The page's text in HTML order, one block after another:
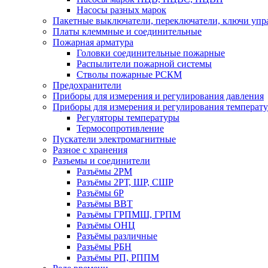
Насосы разных марок
Пакетные выключатели, переключатели, ключи
Платы клеммные и соединительные
Пожарная арматура
Головки соединительные пожарные
Распылители пожарной системы
Стволы пожарные РСКМ
Предохранители
Приборы для измерения и регулирования давления
Приборы для измерения и регулирования
Регуляторы температуры
Термосопротивление
Пускатели электромагнитные
Разное с хранения
Разъемы и соединители
Разъёмы 2РМ
Разъёмы 2РТ, ШР, СШР
Разъёмы 6Р
Разъёмы ВВТ
Разъёмы ГРПМШ, ГРПМ
Разъёмы ОНЦ
Разъёмы различные
Разъёмы РБН
Разъёмы РП, РППМ